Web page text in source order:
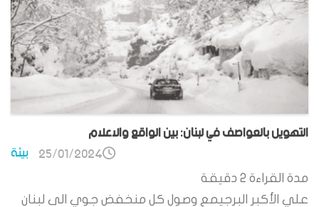
التهويل بالعواصف في لبنان: بين الواقع والاعلام
بيئة 25/01/2024
مدة القراءة 2 دقيقة
علي الأكبر البرجيمع وصول كل منخفض جوي الى لبنان